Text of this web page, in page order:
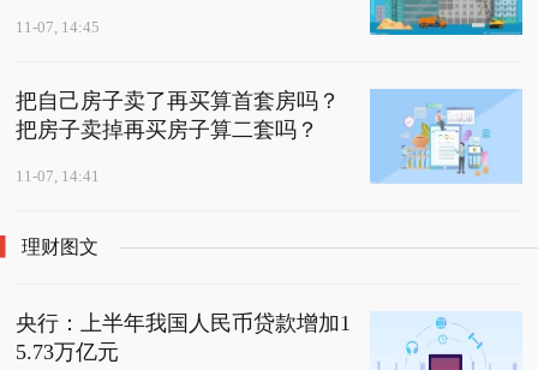
11-07, 14:45
把自己房子卖了再买算首套房吗？
把房子卖掉再买房子算二套吗？
11-07, 14:41
理财图文
央行：上半年我国人民币贷款增加1
5.73万亿元